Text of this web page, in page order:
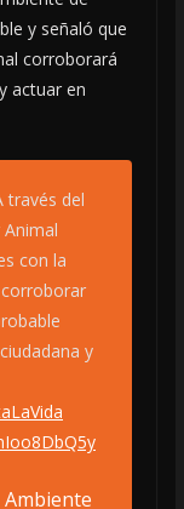
y señaló que
corroborará
actuar en
través del
con la
y